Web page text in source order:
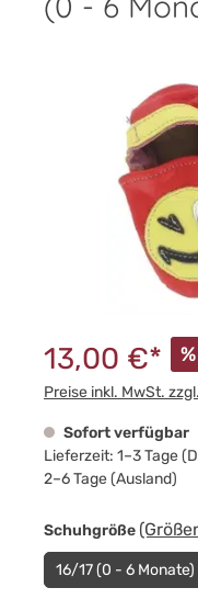
13,00 €* %
Preise inkl. MwSt.
Sofort verfügbar
Lieferzeit: 1–3 Tage
2–6 Tage (Ausland)
Schuhgröße
16/17 (0 - 6 Monate)